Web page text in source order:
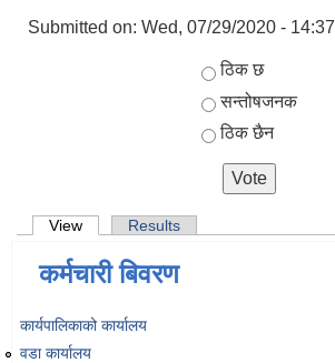
Submitted on: Wed, 07/29/2020 - 14:37
Choices
ठिक छ
सन्तोषजनक
ठिक छैन
Primary tabs
View (active tab)
Results
कर्मचारी बिवरण
कार्यपालिकाको कार्यालय
वडा कार्यालय